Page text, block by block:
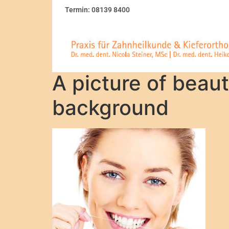
Termin: 08139 8400
A picture of
background